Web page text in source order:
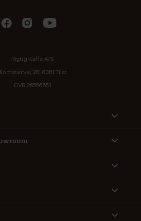
Rigtig Kaffe A/S
2B, 8381 Tilst
CVR 26556651